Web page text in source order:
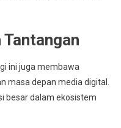
ini juga membawa
masa depan media digital.
besar dalam ekosistem